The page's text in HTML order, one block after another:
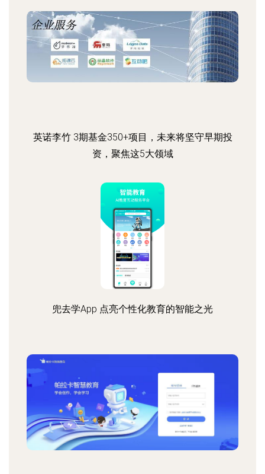
英诺李竹 3期基金350+项目，未来将坚守早期投
资，聚焦这5大领域
兜去学App 点亮个性化教育的智能之光